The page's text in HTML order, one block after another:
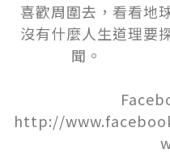
喜歡周圍去，看看地
沒有什麼人生道理要
http://